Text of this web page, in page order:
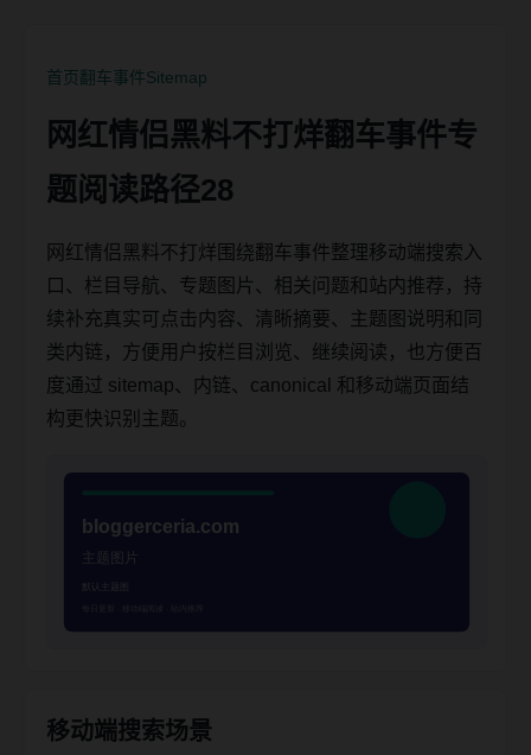
首页翻车事件Sitemap
网红情侣黑料不打烊翻车事件专
题阅读路径28
网红情侣黑料不打烊围绕翻车事件整理移动端搜索入
口、栏目导航、专题图片、相关问题和站内推荐，持
续补充真实可点击内容、清晰摘要、主题图说明和同
类内链，方便用户按栏目浏览、继续阅读，也方便百
度通过 sitemap、内链、canonical 和移动端页面结
构更快识别主题。
移动端搜索场景